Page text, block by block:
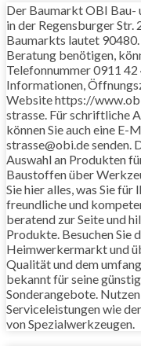
Der Baumarkt OBI
in der Regensburger
Baumarkts lautet 90480.
Beratung benötigen,
Telefonnummer 0911
Informationen,
Website https://
strasse. Für schriftliche
können Sie auch eine E-
strasse@obi.de
Auswahl an Produkten
Baustoffen über
Sie hier alles, was Sie
freundliche und
beratend zur Seite und
Produkte. Besuchen Sie
Heimwerkermarkt und
Qualität und dem
bekannt für seine
Sonderangebote.
Serviceleistungen wie
von Spezialwerkzeugen.